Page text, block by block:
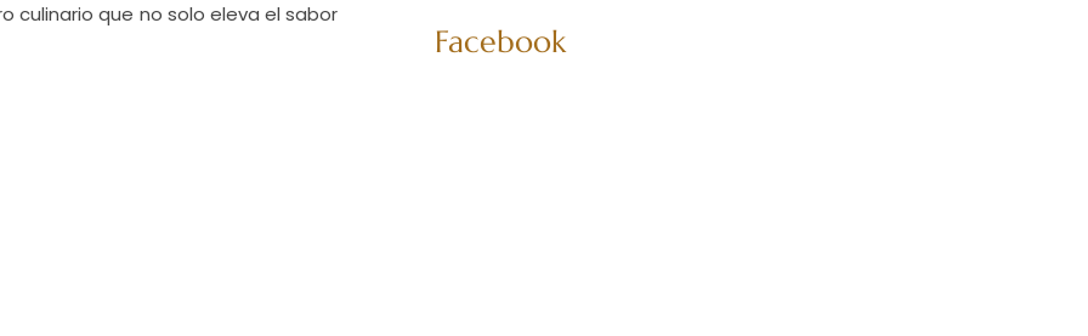
culinario que no solo eleva el sabor
Facebook